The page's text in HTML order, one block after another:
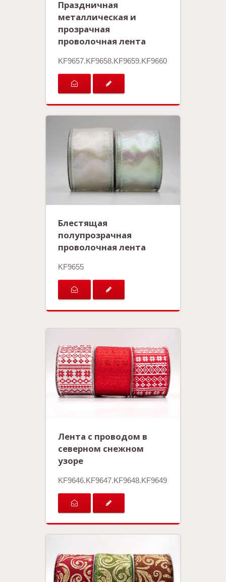
Праздничная
металлическая и
прозрачная
проволочная лента
KF9657.KF9658.KF9659.KF9660
Блестящая
полупрозрачная
проволочная лента
KF9655
Лента с проводом в
северном снежном
узоре
KF9646.KF9647.KF9648.KF9649